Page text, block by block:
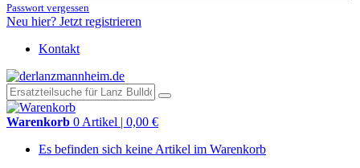
Passwort vergessen
Neu hier? Jetzt registrieren
Kontakt
Warenkorb 0 Artikel | 0,00 €
Es befinden sich keine Artikel im Warenkorb